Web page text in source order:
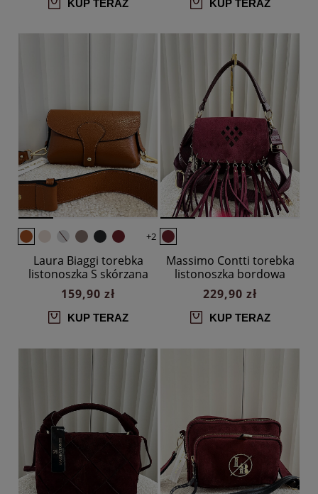
KUP TERAZ KUP TERAZ
+2
Laura Biaggi torebka
listonoszka S skórzana
camelowa z klapką
159,90 zł
KUP TERAZ
Massimo Contti torebka
listonoszka bordowa
frędzle zip
229,90 zł
KUP TERAZ